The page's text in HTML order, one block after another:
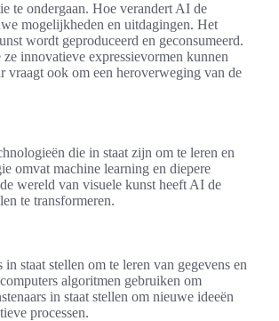
te ondergaan. Hoe verandert AI de
mogelijkheden en uitdagingen. Het
wordt geproduceerd en geconsumeerd.
innovatieve expressievormen kunnen
vraagt ook om een heroverweging van de
die in staat zijn om te leren en
omvat machine learning en diepere
wereld van visuele kunst heeft AI de
te transformeren.
staat stellen om te leren van gegevens en
algoritmen gebruiken om
in staat stellen om nieuwe ideeën
processen.